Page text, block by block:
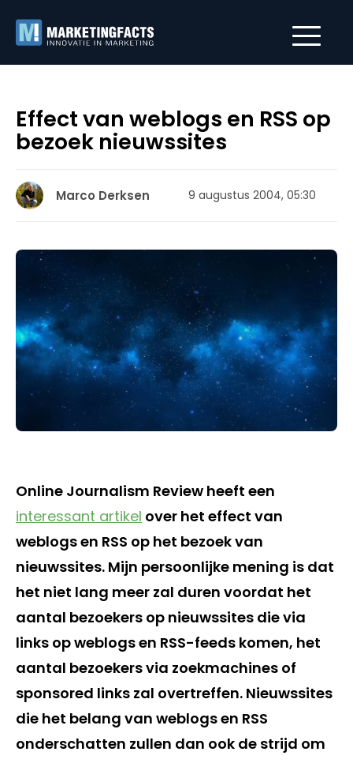
Effect van weblogs en RSS op
bezoek nieuwssites
Marco Derksen 9 augustus 2004, 05:30
Online Journalism Review heeft een
interessant artikel over het effect van
weblogs en RSS op het bezoek van
nieuwssites. Mijn persoonlijke mening is dat
het niet lang meer zal duren voordat het
aantal bezoekers op nieuwssites die via
links op weblogs en RSS-feeds komen, het
aantal bezoekers via zoekmachines of
sponsored links zal overtreffen. Nieuwssites
die het belang van weblogs en RSS
onderschatten zullen dan ook de strijd om